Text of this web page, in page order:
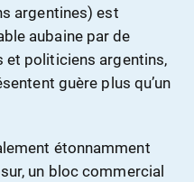
argentines) est
aubaine par de
et politiciens argentins,
guère plus qu’un
étonnamment
un bloc commercial